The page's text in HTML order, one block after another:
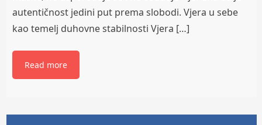
autentičnost jedini put prema slobodi. Vjera u sebe
kao temelj duhovne stabilnosti Vjera […]
Read more